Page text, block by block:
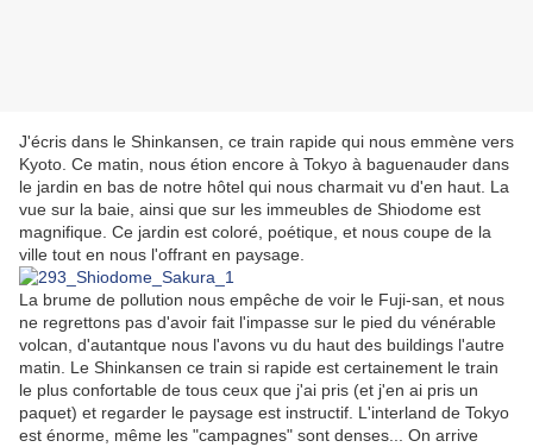
J'écris dans le Shinkansen, ce train rapide qui nous emmène vers
Kyoto. Ce matin, nous étion encore à Tokyo à baguenauder dans
le jardin en bas de notre hôtel qui nous charmait vu d'en haut. La
vue sur la baie, ainsi que sur les immeubles de Shiodome est
magnifique. Ce jardin est coloré, poétique, et nous coupe de la
ville tout en nous l'offrant en paysage.
La brume de pollution nous empêche de voir le Fuji-san, et nous
ne regrettons pas d'avoir fait l'impasse sur le pied du vénérable
volcan, d'autantque nous l'avons vu du haut des buildings l'autre
matin. Le Shinkansen ce train si rapide est certainement le train
le plus confortable de tous ceux que j'ai pris (et j'en ai pris un
paquet) et regarder le paysage est instructif. L'interland de Tokyo
est énorme, même les "campagnes" sont denses... On arrive